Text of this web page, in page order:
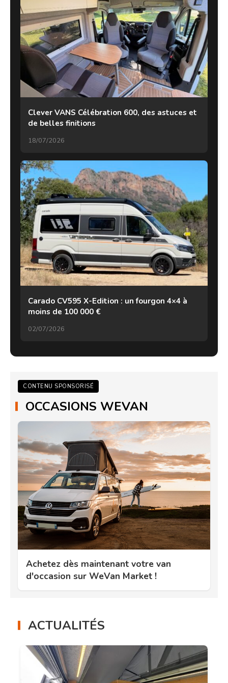
Clever VANS Célébration 600, des astuces et
de belles finitions
18/07/2026
Carado CV595 X-Edition : un fourgon 4×4 à
moins de 100 000 €
02/07/2026
CONTENU SPONSORISÉ
OCCASIONS WEVAN
Achetez dès maintenant votre van
d'occasion sur WeVan Market !
ACTUALITÉS